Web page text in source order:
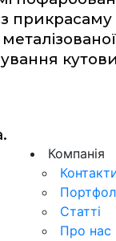
прикрасаму
Компанія
Статті
Про нас